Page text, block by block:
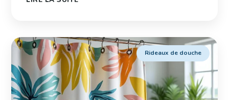
Rideaux de douche